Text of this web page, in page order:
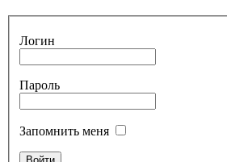
Логин
Пароль
Запомнить меня